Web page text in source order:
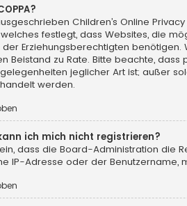
Children’s Online
welches festlegt, dass Websites, die
Erziehungsberechtigten benötigen.
Beistand zu Rate. Bitte beachte,
jeglicher Art ist; außer
werden.
ich mich nicht registrieren?
dass die Board-Administration die
IP-Adresse oder der Benutzername,